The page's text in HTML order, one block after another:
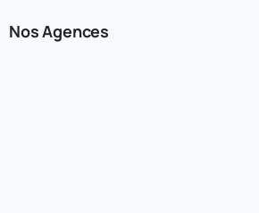
Nos Agences